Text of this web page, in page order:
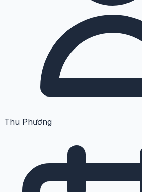
Thu Phương